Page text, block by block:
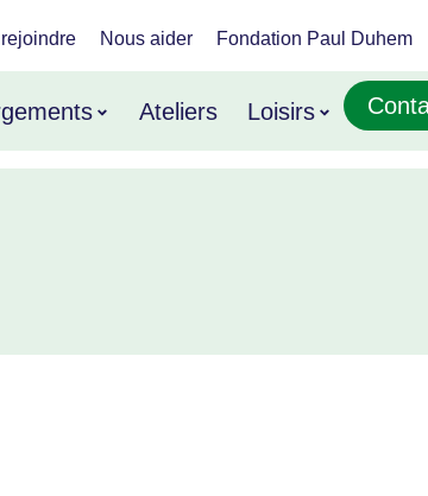
Nous aider Fondation Paul Duhem
Ateliers Loisirs